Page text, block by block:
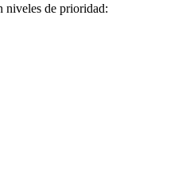
niveles de prioridad: